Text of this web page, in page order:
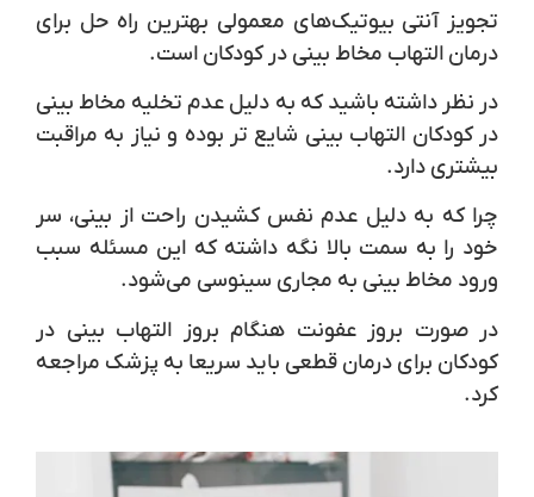
تجویز آنتی بیوتیک‌های معمولی بهترین راه حل برای
درمان التهاب مخاط بینی در کودکان است.
در نظر داشته باشید که به دلیل عدم تخلیه مخاط بینی
در کودکان التهاب بینی شایع تر بوده و نیاز به مراقبت
بیشتری دارد.
چرا که به دلیل عدم نفس کشیدن راحت از بینی، سر
خود را به سمت بالا نگه داشته که این مسئله سبب
ورود مخاط بینی به مجاری سینوسی می‌شود.
در صورت بروز عفونت هنگام بروز التهاب بینی در
کودکان برای درمان قطعی باید سریعا به پزشک مراجعه
کرد.